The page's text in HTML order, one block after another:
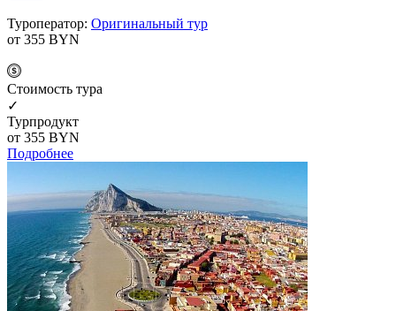
Туроператор: Оригинальный тур
от 355 BYN
Cтоимость тура
✓
Турпродукт
от 355 BYN
Подробнее